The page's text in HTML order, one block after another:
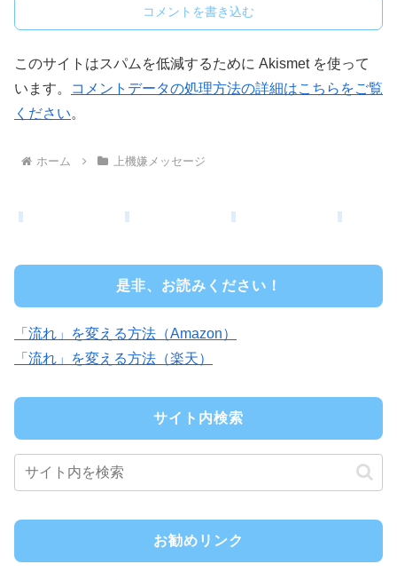
コメントを書き込む
このサイトはスパムを低減するために Akismet を使って
います。
コメントデータの処理方法の詳細はこちらをご覧
ください。
ホーム 上機嫌メッセージ
是非、お読みください！
「流れ」を変える方法（Amazon）
「流れ」を変える方法（楽天）
サイト内検索
お勧めリンク